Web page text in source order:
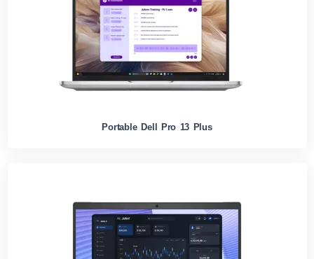
Portable Dell Pro 13 Plus